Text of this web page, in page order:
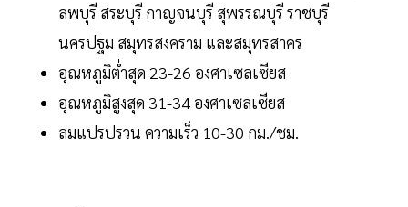
ลพบุรี สระบุรี กาญจนบุรี สุพรรณบุรี ราชบุรี
นครปฐม สมุทรสงคราม และสมุทรสาคร
อุณหภูมิต่ำสุด 23-26 องศาเซลเซียส
อุณหภูมิสูงสุด 31-34 องศาเซลเซียส
ลมแปรปรวน ความเร็ว 10-30 กม./ชม.